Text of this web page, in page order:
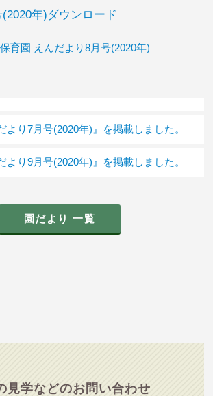
年)ダウンロード
より7月号(2020年)』を掲載しました。
より9月号(2020年)』を掲載しました。
園だより 一覧
見学などのお問い合わせ